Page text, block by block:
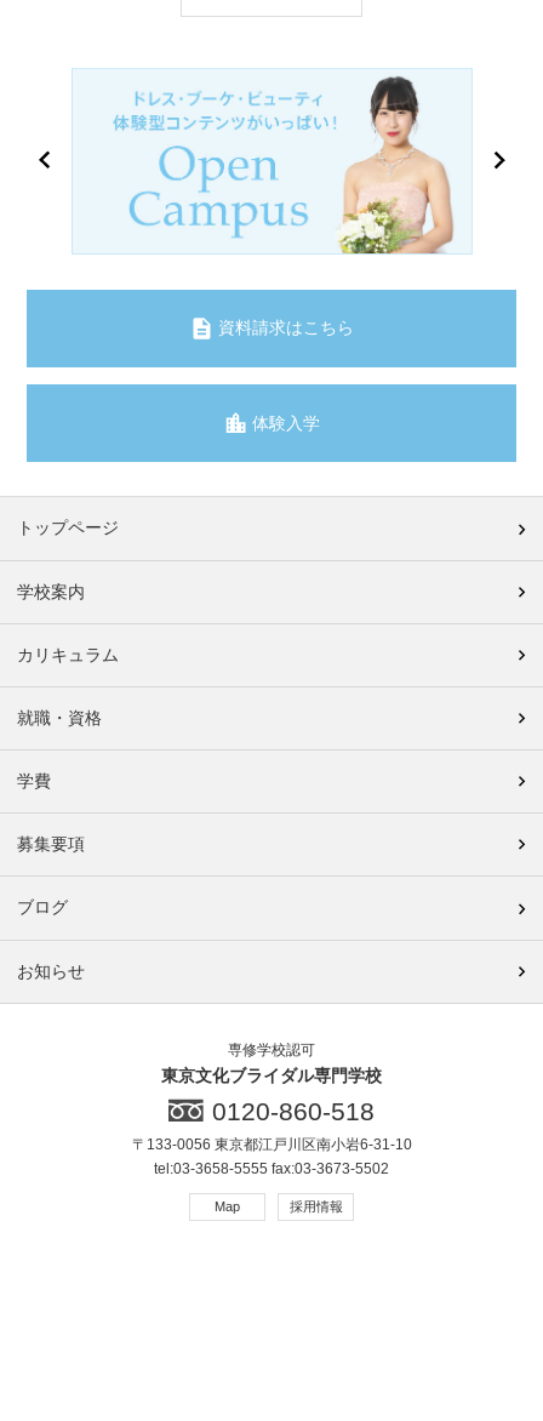
資料請求はこちら
体験入学
トップページ
学校案内
カリキュラム
就職・資格
学費
募集要項
ブログ
お知らせ
専修学校認可
東京文化ブライダル専門学校
0120-860-518
〒133-0056 東京都江戸川区南小岩6-31-10
tel:03-3658-5555 fax:03-3673-5502
Map 採用情報